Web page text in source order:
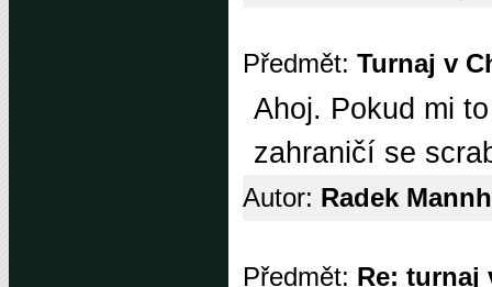
Předmět: Turnaj v
Ahoj. Pokud mi
zahraničí se
Autor: Radek
Předmět: Re: turnaj